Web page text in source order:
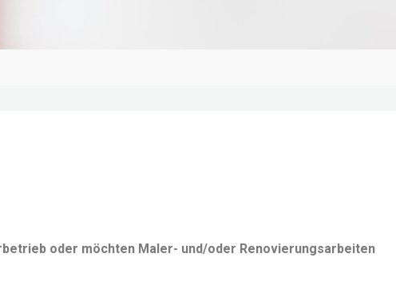
oder möch­ten Maler- und/​oder Reno­vie­rungs­ar­bei­ten